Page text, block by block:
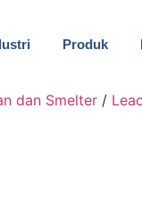
Produk
dan Smelter /